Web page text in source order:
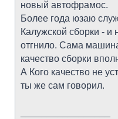
новый автофрамос.
Более года юзаю
Калужской сборки - и
отгнило. Сама
качество сборки
А Кого качество не
ты же сам говорил.